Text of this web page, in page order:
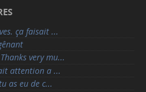
ça faisait ...
very mu...
attention a ...
as eu de c...